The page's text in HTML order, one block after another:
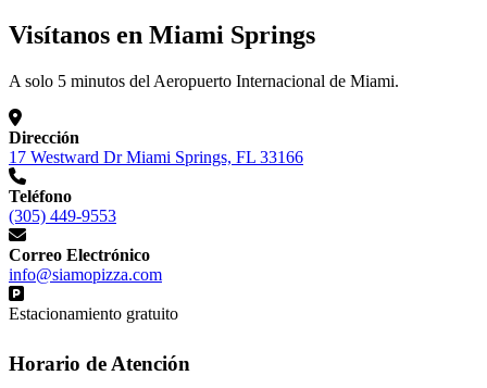
Visítanos en Miami Springs
A solo 5 minutos del Aeropuerto Internacional de Miami.
Dirección
17 Westward Dr Miami Springs, FL 33166
Teléfono
(305) 449-9553
Correo Electrónico
info@siamopizza.com
Estacionamiento gratuito
Horario de Atención